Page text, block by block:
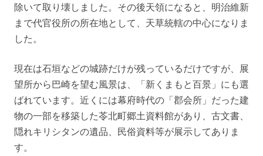
除いて取り壊しました。その後天領になると、明治維新
まで代官役所の所在地として、天草統轄の中心になりま
した。
現在は石垣などの城跡だけが残っているだけですが、展
望所から巴崎を望む風景は、「新くまもと百景」にも選
ばれています。近くには幕府時代の「郡会所」だった建
物の一部を移築した苓北町郷土資料館があり、古文書、
隠れキリシタンの遺品、民俗資料等が展示してありま
す。